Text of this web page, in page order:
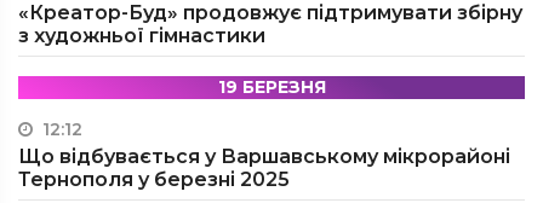
«Креатор-Буд» продовжує підтримувати збірну
з художньої гімнастики
19 БЕРЕЗНЯ
12:12
Що відбувається у Варшавському мікрорайоні
Тернополя у березні 2025